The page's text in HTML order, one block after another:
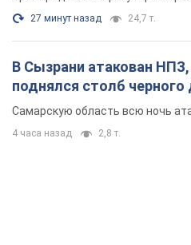
27 минут назад 24,7 т.
В Сызрани атакован
поднялся столб
Самарскую область всю ночь
4 часа назад 2,8 т.